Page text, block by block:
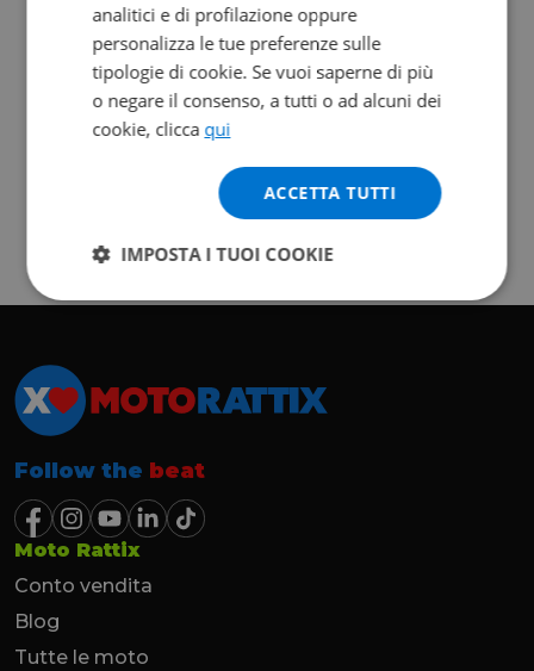
Follow the beat
Moto Rattix
Conto vendita
Blog
Tutte le moto
analitici e di profilazione oppure
personalizza le tue preferenze sulle
tipologie di cookie. Se vuoi saperne di più
o negare il consenso, a tutti o ad alcuni dei
cookie, clicca qui
ACCETTA TUTTI
IMPOSTA I TUOI COOKIE